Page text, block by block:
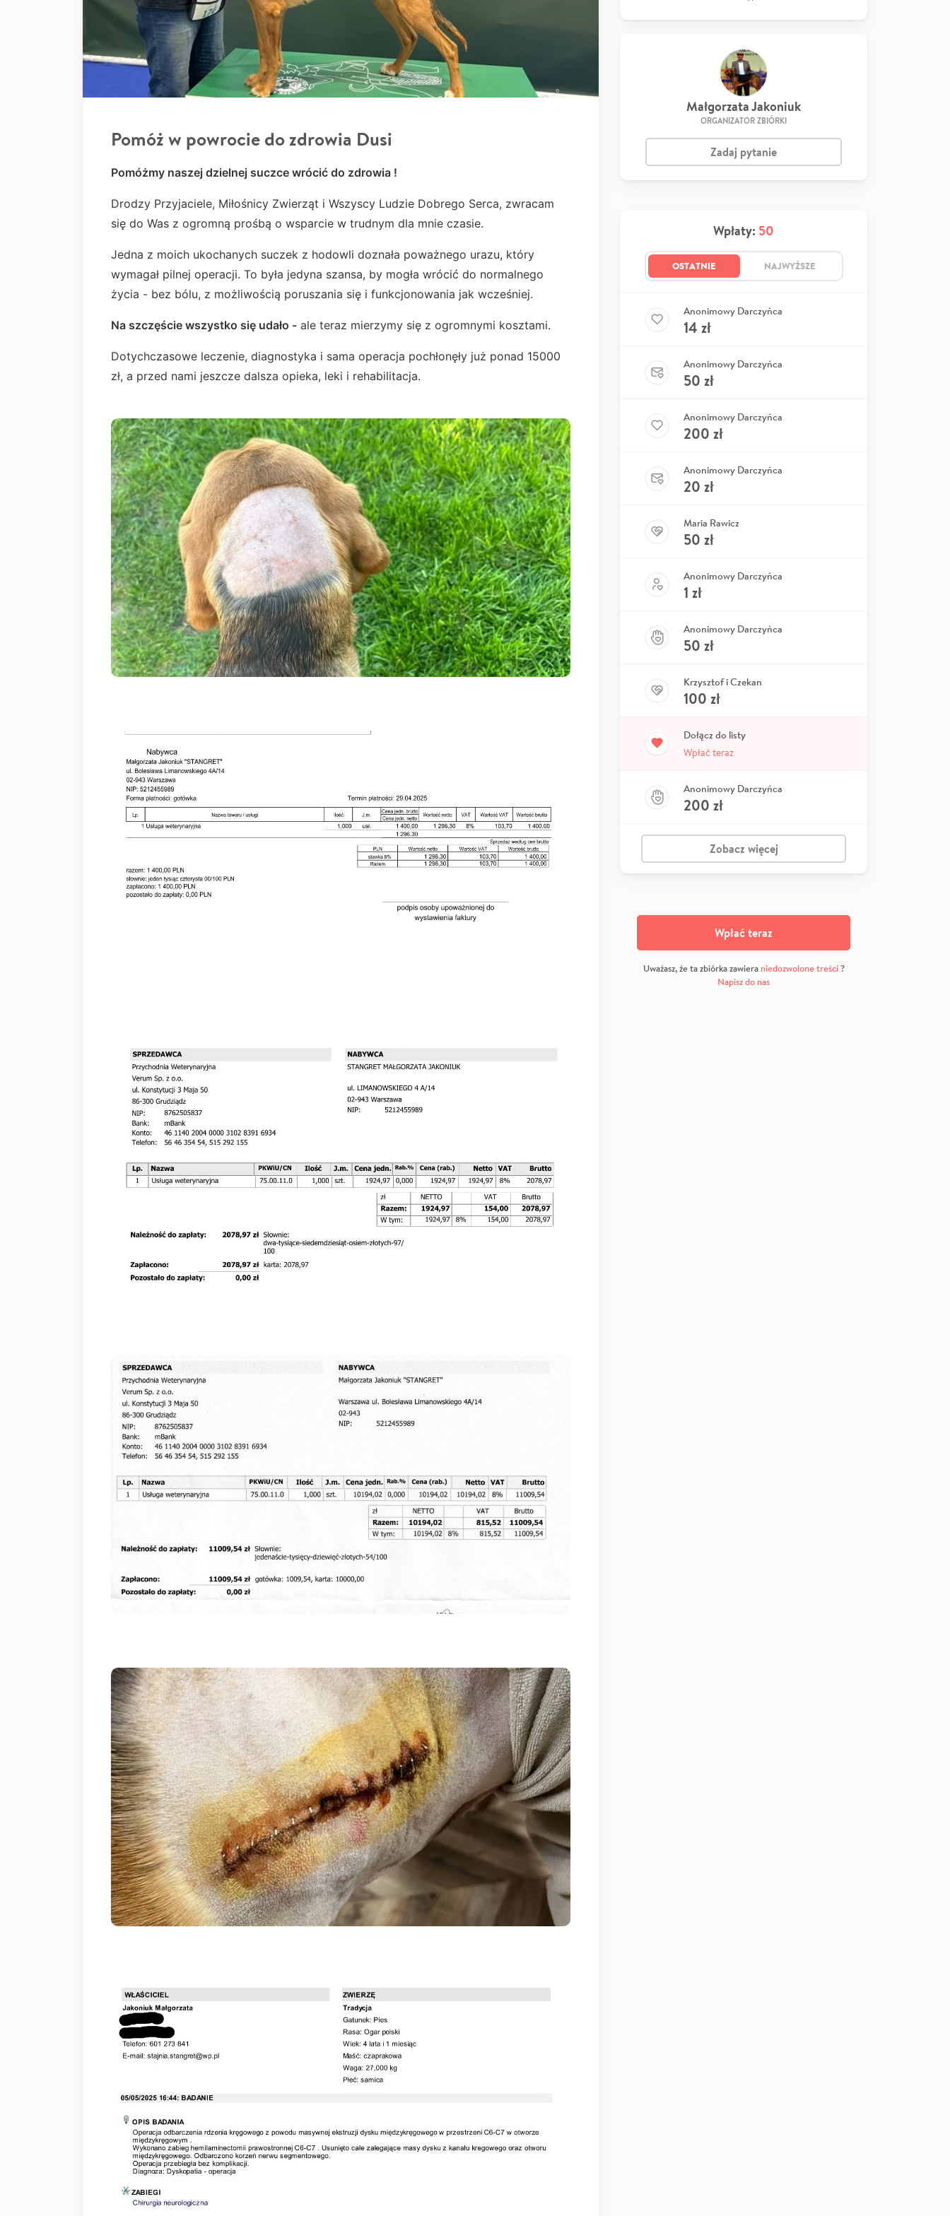
Pomóż w powrocie do zdrowia Dusi
Pomóżmy naszej dzielnej suczce wrócić do zdrowia !
Drodzy Przyjaciele, Miłośnicy Zwierząt i Wszyscy Ludzie Dobrego Serca, zwracam
się do Was z ogromną prośbą o wsparcie w trudnym dla mnie czasie.
Jedna z moich ukochanych suczek z hodowli doznała poważnego urazu, który
wymagał pilnej operacji. To była jedyna szansa, by mogła wrócić do normalnego
życia - bez bólu, z możliwością poruszania się i funkcjonowania jak wcześniej.
Na szczęście wszystko się udało - ale teraz mierzymy się z ogromnymi kosztami.
Dotychczasowe leczenie, diagnostyka i sama operacja pochłonęły już ponad 15000
zł, a przed nami jeszcze dalsza opieka, leki i rehabilitacja.
Małgorzata Jakoniuk
ORGANIZATOR ZBIÓRKI
Zadaj pytanie
Wpłaty: 50
OSTATNIE NAJWYŻSZE
Anonimowy Darczyńca
14 zł
Anonimowy Darczyńca
50 zł
Anonimowy Darczyńca
200 zł
Anonimowy Darczyńca
20 zł
Maria Rawicz
50 zł
Anonimowy Darczyńca
1 zł
Anonimowy Darczyńca
50 zł
Krzysztof i Czekan
100 zł
Dołącz do listy
Wpłać teraz
Anonimowy Darczyńca
200 zł
Zobacz więcej
Wpłać teraz
Uważasz, że ta zbiórka zawiera niedozwolone treści?
Napisz do nas